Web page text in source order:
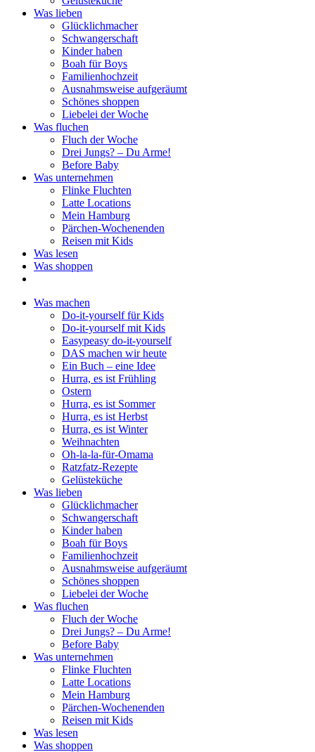
Was lieben
Glücklichmacher
Schwangerschaft
Kinder haben
Boah für Boys
Familienhochzeit
Ausnahmsweise aufgeräumt
Schönes shoppen
Liebelei der Woche
Was fluchen
Fluch der Woche
Drei Jungs? – Du Arme!
Before Baby
Was unternehmen
Flinke Fluchten
Latte Locations
Mein Hamburg
Pärchen-Wochenenden
Reisen mit Kids
Was lesen
Was shoppen
Was machen
Do-it-yourself für Kids
Do-it-yourself mit Kids
Easypeasy do-it-yourself
DAS machen wir heute
Ein Buch – eine Idee
Hurra, es ist Frühling
Ostern
Hurra, es ist Sommer
Hurra, es ist Herbst
Hurra, es ist Winter
Weihnachten
Oh-la-la-für-Omama
Ratzfatz-Rezepte
Gelüsteküche
Was lieben
Glücklichmacher
Schwangerschaft
Kinder haben
Boah für Boys
Familienhochzeit
Ausnahmsweise aufgeräumt
Schönes shoppen
Liebelei der Woche
Was fluchen
Fluch der Woche
Drei Jungs? – Du Arme!
Before Baby
Was unternehmen
Flinke Fluchten
Latte Locations
Mein Hamburg
Pärchen-Wochenenden
Reisen mit Kids
Was lesen
Was shoppen